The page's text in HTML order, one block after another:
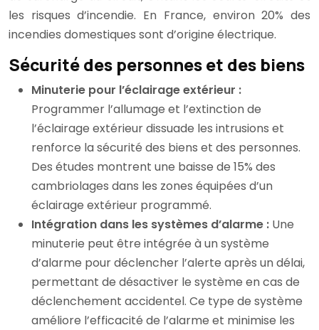
les risques d’incendie. En France, environ 20% des
incendies domestiques sont d’origine électrique.
Sécurité des personnes et des biens
Minuterie pour l’éclairage extérieur :
Programmer l’allumage et l’extinction de
l’éclairage extérieur dissuade les intrusions et
renforce la sécurité des biens et des personnes.
Des études montrent une baisse de 15% des
cambriolages dans les zones équipées d’un
éclairage extérieur programmé.
Intégration dans les systèmes d’alarme : Une
minuterie peut être intégrée à un système
d’alarme pour déclencher l’alerte après un délai,
permettant de désactiver le système en cas de
déclenchement accidentel. Ce type de système
améliore l’efficacité de l’alarme et minimise les